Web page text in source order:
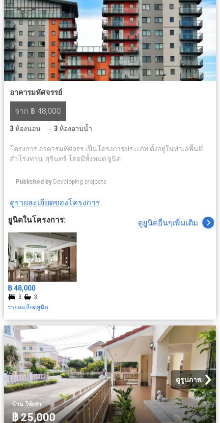
อาคารมหัศจรรย์
จาก ฿ 48,000
3 ห้องนอน · 3 ห้องอาบน้ำ
โครงการ อาคารมหัศจรร เป็นโครงการประเภท ตั้งอยู่ในทำเลพื้นที่
สำโรงทาบ, สุรินทร์ โดยมีทั้งหมด ยูนิต
Published by Developing projects
ดูรายละเอียดของโครงการ
ยูนิตในโครงการ:
ดูยูนิตอื่นๆเพิ่มเติม
฿ 48,000
3
3
รายละเอียดยูนิต
ดูรูปภาพ
บ้าน·ให้เช่า
฿ 25,000